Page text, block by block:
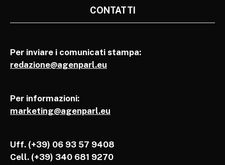
CONTATTI
Per inviare i comunicati stampa:
redazione@agenparl.eu
Per informazioni:
marketing@agenparl.eu
Uff. (+39) 06 93 57 9408
Cell. (+39) 340 681 9270